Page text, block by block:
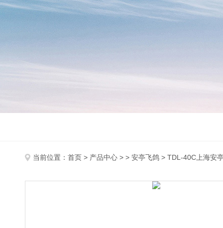
当前位置： 首页 > 产品中心 > > 安亭飞鸽 > TDL-40C上海安